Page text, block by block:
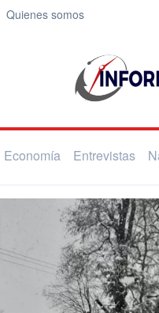
Quienes somos
Economía Entrevistas